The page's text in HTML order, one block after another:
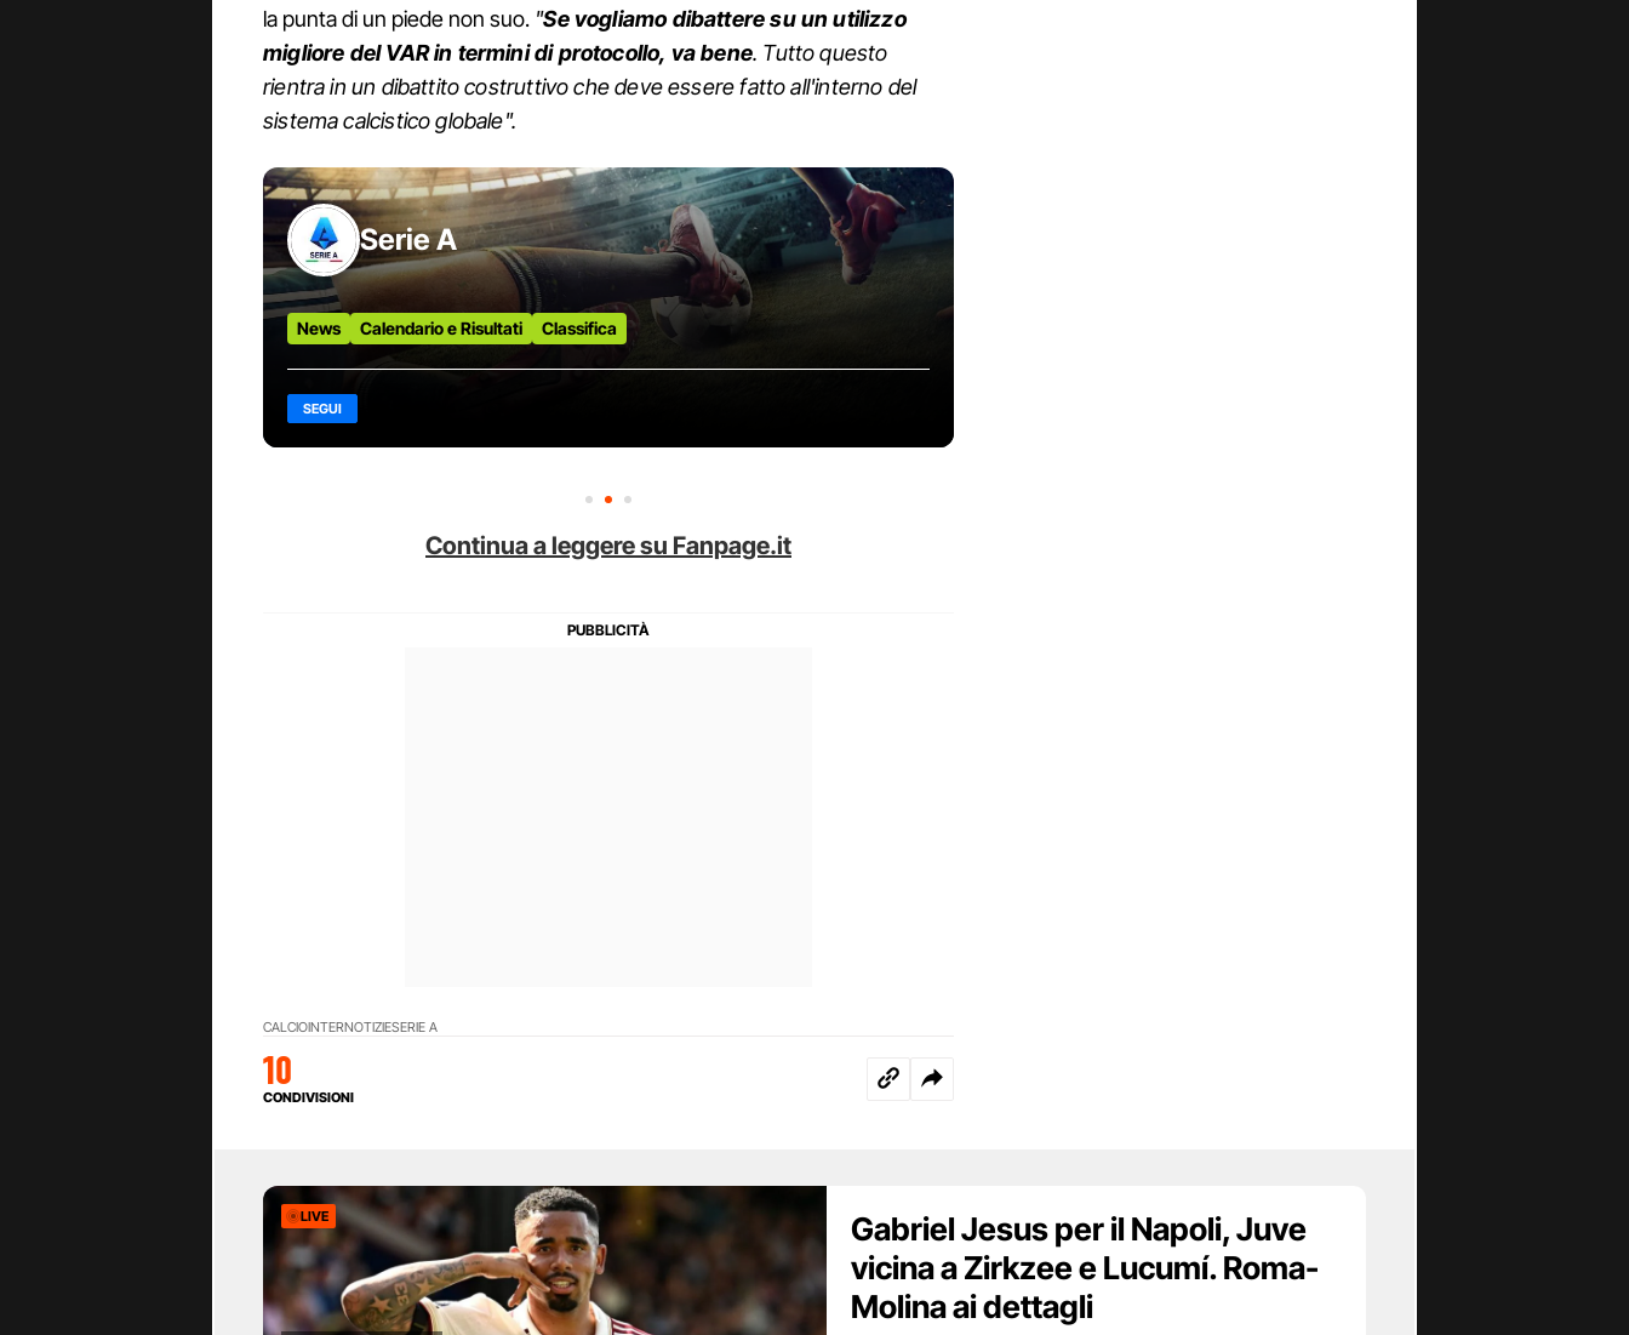
la punta di un piede non suo. "Se vogliamo dibattere su un utilizzo
migliore del VAR in termini di protocollo, va bene. Tutto questo
rientra in un dibattito costruttivo che deve essere fatto all'interno del
sistema calcistico globale".
Serie A
News Calendario e Risultati Classifica
SEGUI
Continua a leggere su Fanpage.it
CALCIOINTERNOTIZIESERIE A
10
CONDIVISIONI
LIVE
Gabriel Jesus per il Napoli, Juve
vicina a Zirkzee e Lucumí. Roma-
Molina ai dettagli